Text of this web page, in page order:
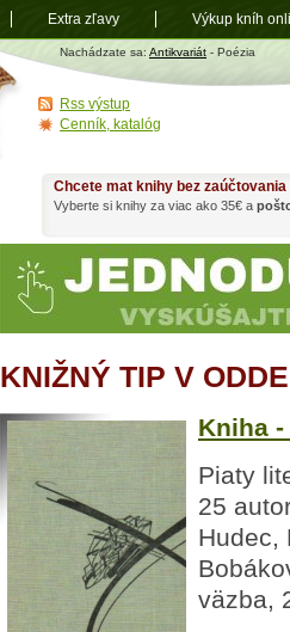
Antikvariát
shop.sk
Nachádzate sa: Antikvariát - Poézia
KNIŽNÝ TIP V
Kniha
Piaty
25
Hudec,
väzba,
Chcete mat knihy bez
Vyberte si knihy za viac ako 35€ a
Rss výstup
Cenník, katalóg
Extra zľavy Výkup kníh